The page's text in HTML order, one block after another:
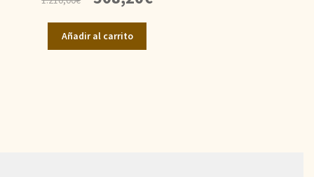
precio
original
era:
1.210,00€.
precio
Añadir al carrito